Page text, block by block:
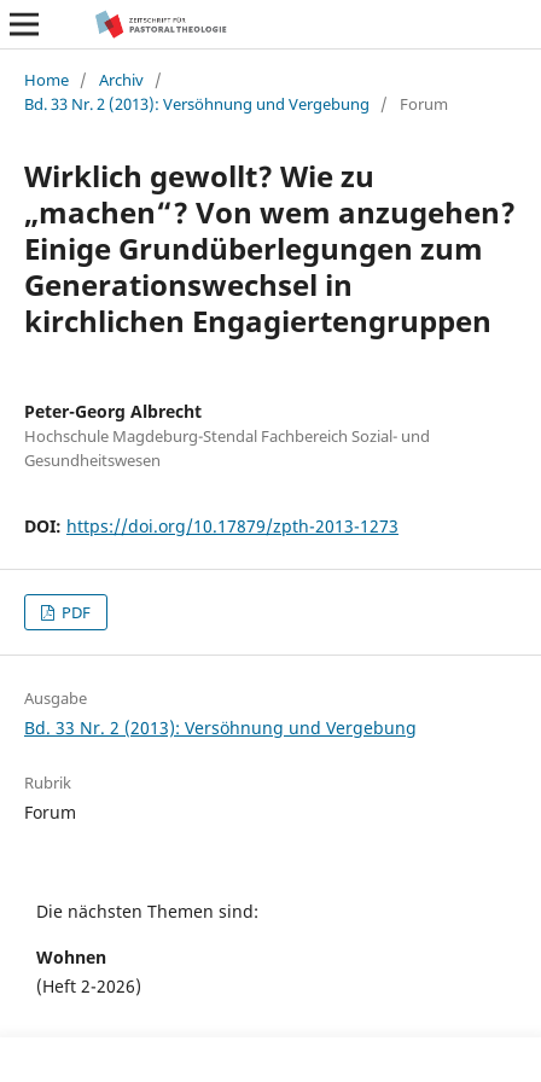
Home / Archiv /
Bd. 33 Nr. 2 (2013): Versöhnung und Vergebung
/ Forum
Wirklich gewollt? Wie zu
„machen“? Von wem anzugehen?
Einige Grundüberlegungen zum
Generationswechsel in
kirchlichen Engagiertengruppen
Peter-Georg Albrecht
Hochschule Magdeburg-Stendal Fachbereich Sozial- und
Gesundheitswesen
DOI: https://doi.org/10.17879/zpth-2013-1273
PDF
Ausgabe
Bd. 33 Nr. 2 (2013): Versöhnung und Vergebung
Rubrik
Forum
Die nächsten Themen sind:
Wohnen
(Heft 2-2026)